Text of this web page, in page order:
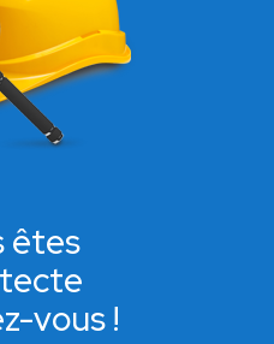
êtes
vous !